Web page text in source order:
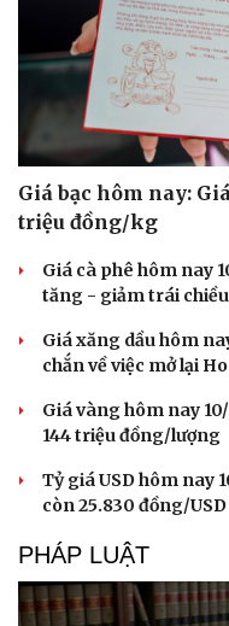
Giá bạc hôm nay:
triệu đồng/kg
Giá cà phê hôm nay
tăng - giảm trái chiều
Giá xăng dầu hôm
chắn về việc mở lại
Giá vàng hôm nay
144 triệu đồng/lượng
Tỷ giá USD hôm nay
còn 25.830 đồng/USD
PHÁP LUẬT